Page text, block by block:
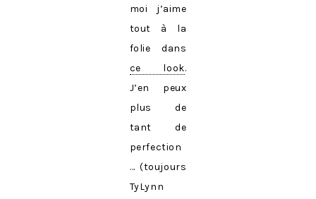
moi j’aime
tout à la
folie dans
ce look.
J’en peux
plus de
tant de
perfection
… (toujours
TyLynn